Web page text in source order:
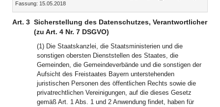
Fassung: 15.05.2018
Art. 3 Sicherstellung des Datenschutzes, Verantwortlicher
(zu Art. 4 Nr. 7 DSGVO)
(1) Die Staatskanzlei, die Staatsministerien und die
sonstigen obersten Dienststellen des Staates, die
Gemeinden, die Gemeindeverbände und die sonstigen der
Aufsicht des Freistaates Bayern unterstehenden
juristischen Personen des öffentlichen Rechts sowie die
privatrechtlichen Vereinigungen, auf die dieses Gesetz
gemäß Art. 1 Abs. 1 und 2 Anwendung findet, haben für